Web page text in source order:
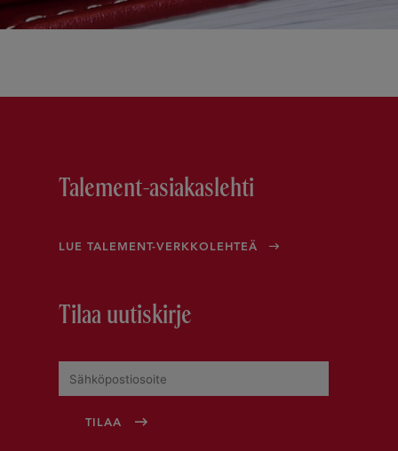
Talement-asiakaslehti
LUE TALEMENT-VERKKOLEHTEÄ
Tilaa uutiskirje